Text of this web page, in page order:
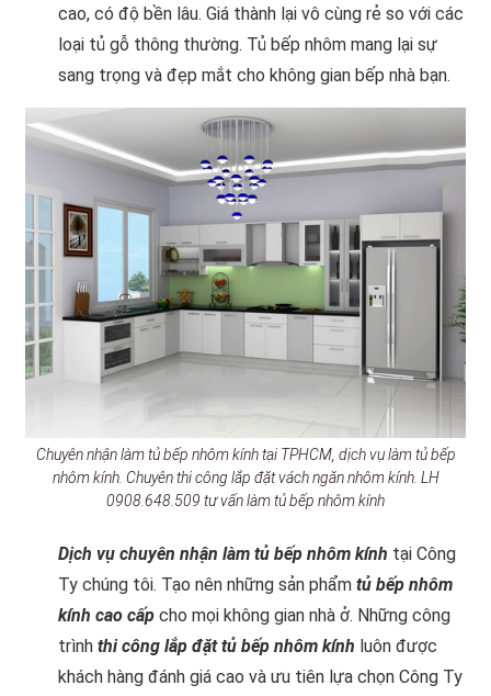
cao, có độ bền lâu. Giá thành lại vô cùng rẻ so với các
loại tủ gỗ thông thường. Tủ bếp nhôm mang lại sự
sang trọng và đẹp mắt cho không gian bếp nhà bạn.
Chuyên nhận làm tủ bếp nhôm kính tại TPHCM, dịch vụ làm tủ bếp
nhôm kính. Chuyên thi công lắp đặt vách ngăn nhôm kính. LH
0908.648.509 tư vấn làm tủ bếp nhôm kính
Dịch vụ chuyên nhận làm tủ bếp nhôm kính tại Công
Ty chúng tôi. Tạo nên những sản phẩm tủ bếp nhôm
kính cao cấp cho mọi không gian nhà ở. Những công
trình thi công lắp đặt tủ bếp nhôm kính luôn được
khách hàng đánh giá cao và ưu tiên lựa chọn Công Ty